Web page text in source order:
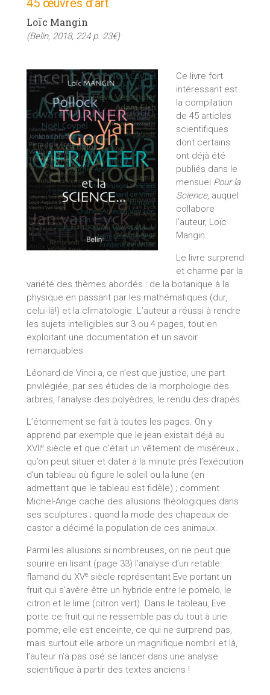
45 œuvres d’art
Loïc Mangin
(Belin, 2018, 224 p. 23€)
Ce livre fort
intéressant est
la compilation
de 45 articles
scientifiques
dont certains
ont déjà été
publiés dans le
mensuel Pour la
Science, auquel
collabore
l’auteur, Loïc
Mangin.
Le livre surprend
et charme par la
variété des thèmes abordés : de la botanique à la
physique en passant par les mathématiques (dur,
celui-là!) et la climatologie. L’auteur a réussi à rendre
les sujets intelligibles sur 3 ou 4 pages, tout en
exploitant une documentation et un savoir
remarquables.
Léonard de Vinci a, ce n’est que justice, une part
privilégiée, par ses études de la morphologie des
arbres, l’analyse des polyèdres, le rendu des drapés.
L’étonnement se fait à toutes les pages. On y
apprend par exemple que le jean existait déjà au
XVIIesiècle et que c’était un vêtement de miséreux ;
qu’on peut situer et dater à la minute près l’exécution
d’un tableau où figure le soleil ou la lune (en
admettant que le tableau est fidèle) ; comment
Michel-Ange cache des allusions théologiques dans
ses sculptures ; quand la mode des chapeaux de
castor a décimé la population de ces animaux.
Parmi les allusions si nombreuses, on ne peut que
sourire en lisant (page 33) l’analyse d’un retable
flamand du XVesiècle représentant Eve portant un
fruit qui s’avère être un hybride entre le pomelo, le
citron et le lime (citron vert). Dans le tableau, Eve
porte ce fruit qui ne ressemble pas du tout à une
pomme, elle est enceinte, ce qui ne surprend pas,
mais surtout elle arbore un magnifique nombril et là,
l’auteur n’a pas osé se lancer dans une analyse
scientifique à partir des textes anciens !